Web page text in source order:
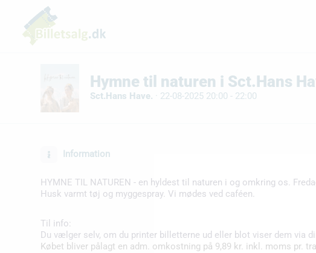
Hymne til naturen i Sct.Hans
Sct.Hans Have. · 22-08-2025 20:00 - 22:00
Information
HYMNE TIL NATUREN - en hyldest til naturen i og omkring os.
Husk varmt tøj og myggespray. Vi mødes ved caféen.
Til info:
Du vælger selv, om du printer billetterne ud eller blot viser dem via
Købet bliver pålagt en adm. omkostning på 9,89 kr. inkl. moms pr.